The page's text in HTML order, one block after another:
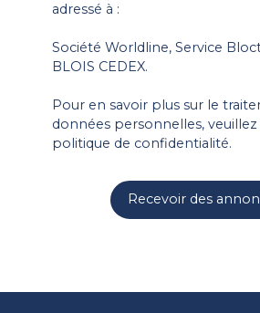
adressé à :
Société Worldline, Service
BLOIS CEDEX.
Pour en savoir plus sur le
données personnelles,
politique de confidentialité.
Recevoir des